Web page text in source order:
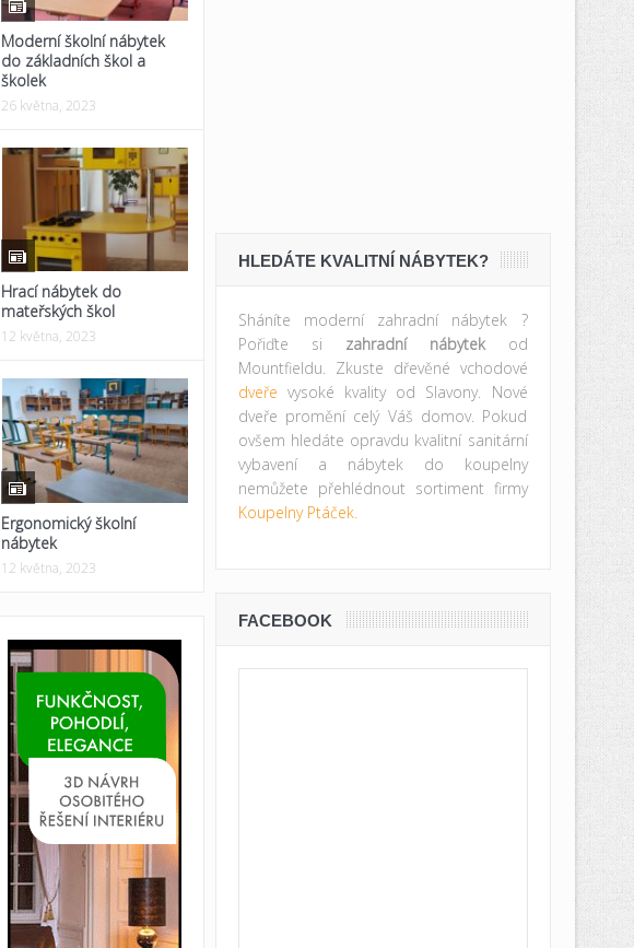
Moderní školní nábytek
do základních škol a
školek
26 května, 2023
Hrací nábytek do
mateřských škol
12 května, 2023
Ergonomický školní
nábytek
12 května, 2023
HLEDÁTE KVALITNÍ NÁBYTEK?
Sháníte moderní zahradní nábytek ?
Pořiďte si zahradní nábytekod
Mountfieldu. Zkuste dřevěné vchodové
dveře vysoké kvality od Slavony. Nové
dveře promění celý Váš domov. Pokud
ovšem hledáte opravdu kvalitní sanitární
vybavení a nábytek do koupelny
nemůžete přehlédnout sortiment firmy
Koupelny Ptáček.
FACEBOOK